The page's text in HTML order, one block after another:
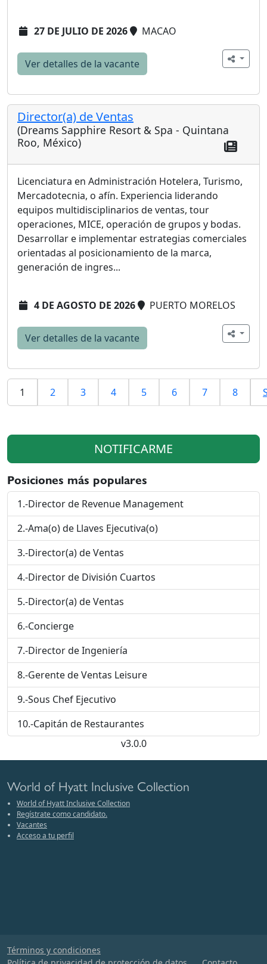
27 DE JULIO DE 2026 MACAO
Ver detalles de la vacante
Director(a) de Ventas
(Dreams Sapphire Resort & Spa - Quintana
Roo, México)
Licenciatura en Administración Hotelera, Turismo,
Mercadotecnia, o afín. Experiencia liderando
equipos multidisciplinarios de ventas, tour
operaciones, MICE, operación de grupos y bodas.
Desarrollar e implementar estrategias comerciales
orientadas al posicionamiento de la marca,
generación de ingres...
4 DE AGOSTO DE 2026 PUERTO MORELOS
Ver detalles de la vacante
1 2 3 4 5 6 7 8
NOTIFICARME
Posiciones más populares
1.-Director de Revenue Management
2.-Ama(o) de Llaves Ejecutiva(o)
3.-Director(a) de Ventas
4.-Director de División Cuartos
5.-Director(a) de Ventas
6.-Concierge
7.-Director de Ingeniería
8.-Gerente de Ventas Leisure
9.-Sous Chef Ejecutivo
10.-Capitán de Restaurantes
v3.0.0
World of Hyatt Inclusive Collection
World of Hyatt Inclusive Collection
Regístrate como candidato.
Vacantes
Acceso a tu perfil
Términos y condiciones